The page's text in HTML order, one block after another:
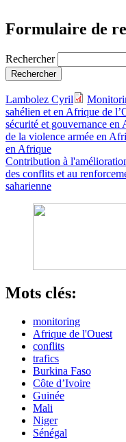
Formulaire de
Rechercher
Lambolez Cyril
sahélien et en Afrique de
sécurité et gouvernance en
de la violence armée en
en Afrique
Contribution à
des conflits et au
saharienne
Mots clés:
monitoring
Afrique de l'Ouest
conflits
trafics
Burkina Faso
Côte d’Ivoire
Guinée
Mali
Niger
Sénégal